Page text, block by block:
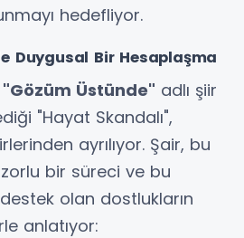
hedefliyor.
Duygusal Bir Hesaplaşma
"Gözüm Üstünde" adlı şiir
"Hayat Skandalı",
ayrılıyor. Şair, bu
bir süreci ve bu
olan dostlukların
anlatıyor: